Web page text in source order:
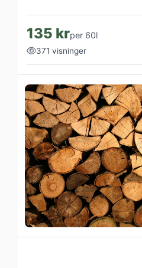
135 krper 60l
371 visninger